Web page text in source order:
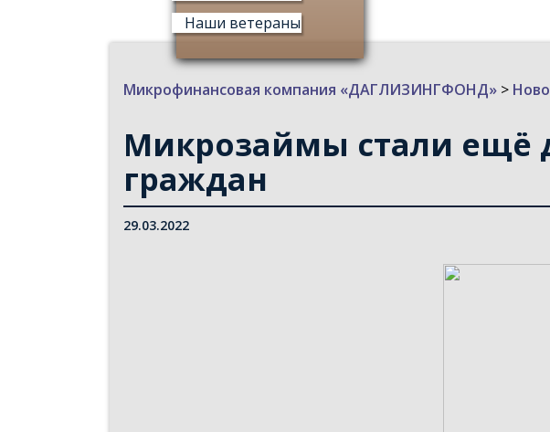
Наши ветераны
Микрофинансовая компания «ДАГЛИЗИНГФОНД»>
Микрозаймы стали ещё
граждан
29.03.2022